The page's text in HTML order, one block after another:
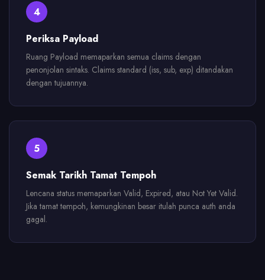
4
Periksa Payload
Ruang Payload memaparkan semua claims dengan
penonjolan sintaks. Claims standard (iss, sub, exp) ditandakan
dengan tujuannya.
5
Semak Tarikh Tamat Tempoh
Lencana status memaparkan Valid, Expired, atau Not Yet Valid.
Jika tamat tempoh, kemungkinan besar itulah punca auth anda
gagal.